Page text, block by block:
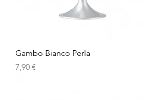
Gambo Bianco Perla
Prezzo
7,90 €